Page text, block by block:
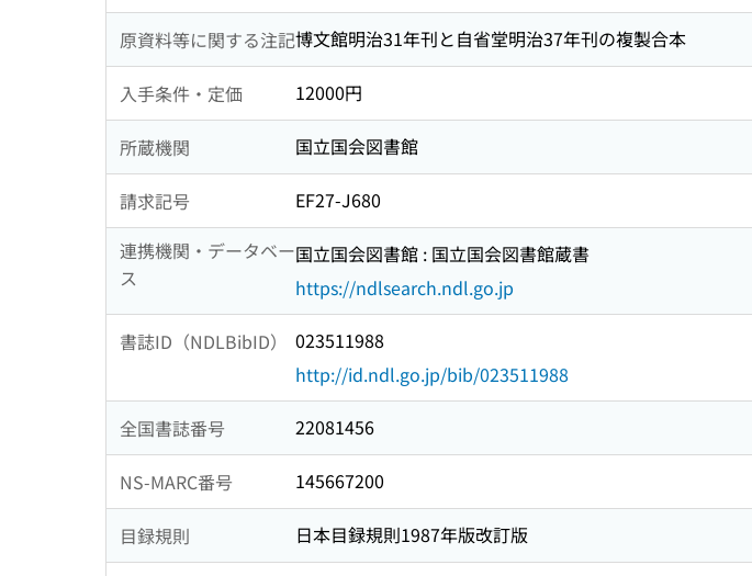
原資料等に関する注記博文館明治31年刊と自省堂明治37年刊の複製合本
入手条件・定価 12000円
所蔵機関 国立国会図書館
請求記号
EF27-J680
連携機関・データベー
ス
国立国会図書館 : 国立国会図書館蔵書
https://ndlsearch.ndl.go.jp
書誌ID（NDLBibID）
023511988
http://id.ndl.go.jp/bib/023511988
全国書誌番号 22081456
NS-MARC番号 145667200
目録規則 日本目録規則1987年版改訂版